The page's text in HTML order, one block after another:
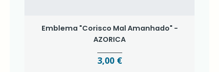
Emblema "Corisco Mal Amanhado" -
AZORICA
3,00 €